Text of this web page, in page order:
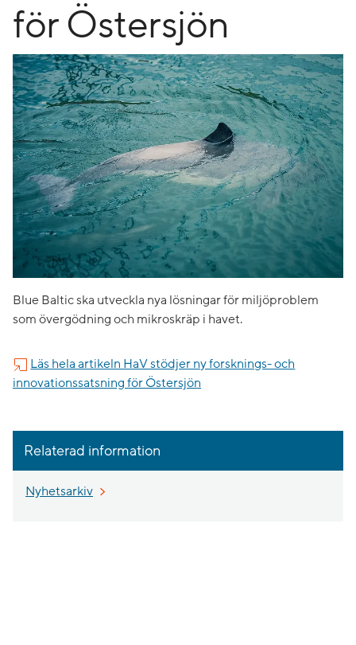
för Östersjön
Blue Baltic ska utveckla nya lösningar för miljöproblem
som övergödning och mikroskräp i havet.
Läs hela artikeln HaV stödjer ny forsknings- och
innovationssatsning för Östersjön
Relaterad information
Nyhetsarkiv